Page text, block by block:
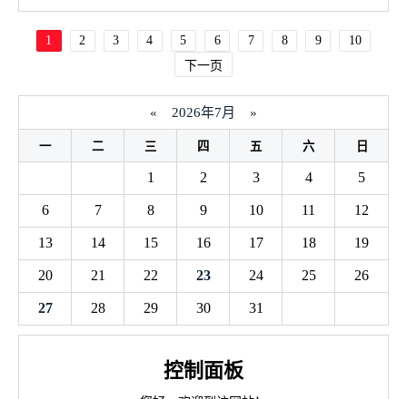
1 2 3 4 5 6 7 8 9
10
下一页
« 2026年7月 »
一 二 三 四 五 六 日
1 2 3 4 5
6 7 8 9 10 11 12
13 14 15 16 17 18 19
20 21 22 23 24 25 26
27 28 29 30 31
控制面板